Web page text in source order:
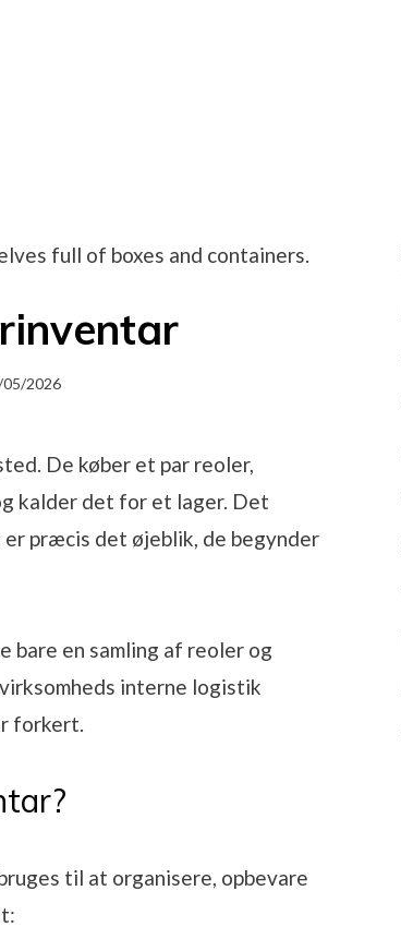
05/2026
De køber et par reoler,
kalder det for et lager. Det
præcis det øjeblik, de begynder
bare en samling af reoler og
interne logistik
forkert.
til at organisere, opbevare